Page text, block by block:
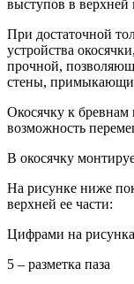
выступов в верхней
При достаточной
устройства
прочной,
стены,
Окосячку к бревнам
возможность
В окосячку
На рисунке ниже
верхней ее части:
Цифрами на
5 – разметка паза